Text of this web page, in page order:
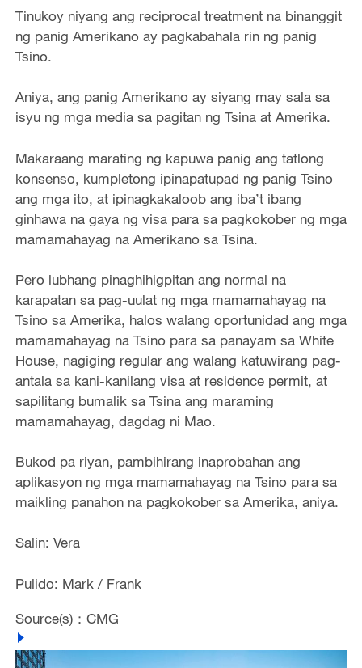
Tinukoy niyang ang reciprocal treatment na binanggit
ng panig Amerikano ay pagkabahala rin ng panig
Tsino.
Aniya, ang panig Amerikano ay siyang may sala sa
isyu ng mga media sa pagitan ng Tsina at Amerika.
Makaraang marating ng kapuwa panig ang tatlong
konsenso, kumpletong ipinapatupad ng panig Tsino
ang mga ito, at ipinagkakaloob ang iba’t ibang
ginhawa na gaya ng visa para sa pagkokober ng mga
mamamahayag na Amerikano sa Tsina.
Pero lubhang pinaghihigpitan ang normal na
karapatan sa pag-uulat ng mga mamamahayag na
Tsino sa Amerika, halos walang oportunidad ang mga
mamamahayag na Tsino para sa panayam sa White
House, nagiging regular ang walang katuwirang pag-
antala sa kani-kanilang visa at residence permit, at
sapilitang bumalik sa Tsina ang maraming
mamamahayag, dagdag ni Mao.
Bukod pa riyan, pambihirang inaprobahan ang
aplikasyon ng mga mamamahayag na Tsino para sa
maikling panahon na pagkokober sa Amerika, aniya.
Salin: Vera
Pulido: Mark / Frank
Source(s)：CMG